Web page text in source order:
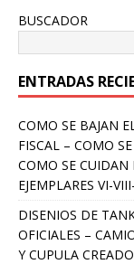
BUSCADOR
ENTRADAS
COMO SE BAJAN
FISCAL – COMO
COMO SE CUIDAN
EJEMPLARES VI-
DISENIOS DE
OFICIALES –
Y CUPULA